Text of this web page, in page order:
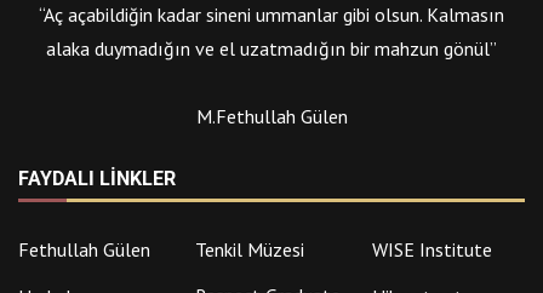
“Aç açabildiğin kadar sineni ummanlar gibi olsun. Kalmasın
alaka duymadığın ve el uzatmadığın bir mahzun gönül”
M.Fethullah Gülen
FAYDALI LINKLER
Fethullah Gülen Tenkil Müzesi
WISE Institute